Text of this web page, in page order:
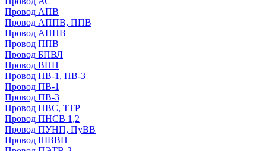
Провод АПВ
Провод АППВ, ППВ
Провод АППВ
Провод ППВ
Провод БПВЛ
Провод ВПП
Провод ПВ-1, ПВ-3
Провод ПВ-1
Провод ПВ-3
Провод ПВС, ТТР
Провод ПНСВ 1,2
Провод ПУНП, ПуВВ
Провод ШВВП